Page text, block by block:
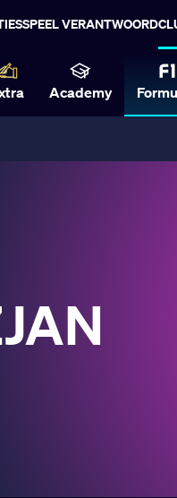
SPEEL VERANTWOORD
Academy